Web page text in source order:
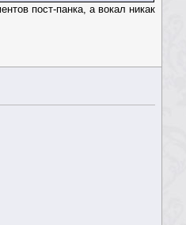
пост-панка, а вокал никак